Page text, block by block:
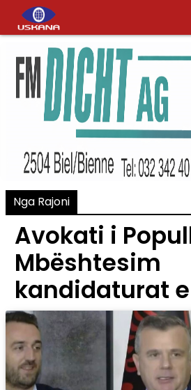
Nga Rajoni
Avokati i
Mbështesim
kandidaturat